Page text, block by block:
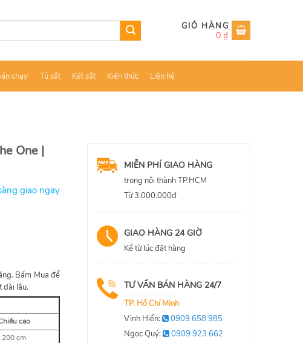
0 ₫
chạy Tủ sắt Két sắt Kiến thức Liên hệ
One |
giao ngay
Bấm Mua để
dài lâu.
cao
200 cm
MIỄN PHÍ GIAO HÀNG
trong nội thành TP.HCM
Từ 3.000.000đ
GIAO HÀNG 24 GIỜ
Kể từ lúc đặt hàng
TƯ VẤN BÁN HÀNG 24/7
TP. Hồ Chí Minh
Vinh Hiển:
0909 658 985
Ngọc Quý:
0909 923 662